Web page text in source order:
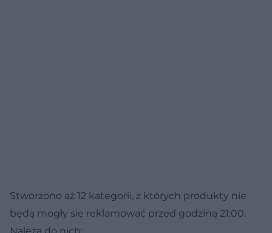
Stworzono aż 12 kategorii, z których produkty nie
będą mogły się reklamować przed godziną 21:00.
Należą do nich: